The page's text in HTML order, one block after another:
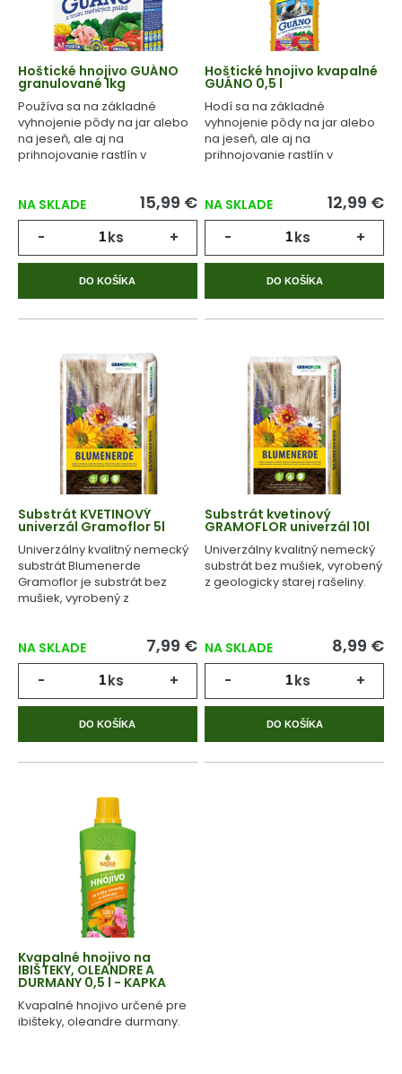
Hoštické hnojivo GUÁNO
granulované 1kg
Používa sa na základné
vyhnojenie pôdy na jar alebo
na jeseň, ale aj na
prihnojovanie rastlín v
NA SKLADE 15,99 €
- ks +
DO KOŠÍKA
Hoštické hnojivo kvapalné
GUÁNO 0,5 l
Hodí sa na základné
vyhnojenie pôdy na jar alebo
na jeseň, ale aj na
prihnojovanie rastlín v
NA SKLADE 12,99 €
- ks +
DO KOŠÍKA
Substrát KVETINOVÝ
univerzál Gramoflor 5l
Univerzálny kvalitný nemecký
substrát Blumenerde
Gramoflor je substrát bez
mušiek, vyrobený z
NA SKLADE 7,99 €
- ks +
DO KOŠÍKA
Substrát kvetinový
GRAMOFLOR univerzál 10l
Univerzálny kvalitný nemecký
substrát bez mušiek, vyrobený
z geologicky starej rašeliny.
NA SKLADE 8,99 €
- ks +
DO KOŠÍKA
Kvapalné hnojivo na
IBIŠTEKY, OLEANDRE A
DURMANY 0,5 l - KAPKA
Kvapalné hnojivo určené pre
ibišteky, oleandre durmany.